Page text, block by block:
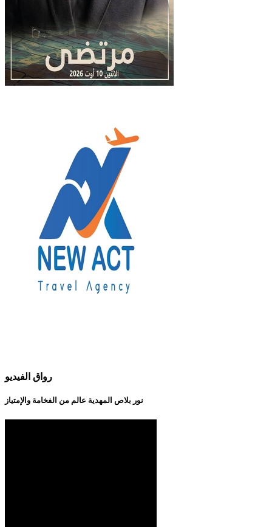
رواق الفيديو
نور بلاص المهدية عالم من الفخامة والإمتياز